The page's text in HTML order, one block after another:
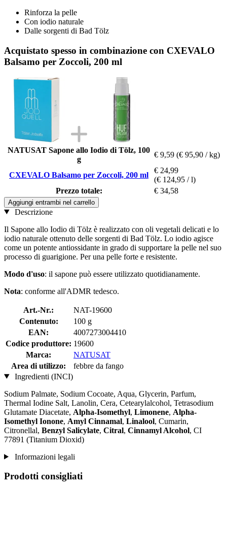
Rinforza la pelle
Con iodio naturale
Dalle sorgenti di Bad Tölz
Acquistato spesso in combinazione con CXEVALO
Balsamo per Zoccoli, 200 ml
NATUSAT Sapone allo Iodio di Tölz, 100
g
€ 9,59 (€ 95,90 / kg)
CXEVALO Balsamo per Zoccoli, 200 ml
€ 24,99
(€ 124,95 / l)
Prezzo totale:
€ 34,58
Aggiungi entrambi nel carrello
Descrizione
Il Sapone allo Iodio di Tölz è realizzato con oli vegetali delicati e lo
iodio naturale ottenuto delle sorgenti di Bad Tölz. Lo iodio agisce
come un potente antiossidante in grado di supportare la pelle nel suo
processo di guarigione. Per una pelle forte e resistente.
Modo d'uso: il sapone può essere utilizzato quotidianamente.
Nota: conforme all'ADMR tedesco.
Art.-Nr.:
NAT-19600
Contenuto:
100 g
EAN:
4007273004410
Codice produttore: 19600
Marca:
NATUSAT
Area di utilizzo:
febbre da fango
Ingredienti (INCI)
Sodium Palmate, Sodium Cocoate, Aqua, Glycerin, Parfum,
Thermal Iodine Salt, Lanolin, Cera, Cetearylalcohol, Tetrasodium
Glutamate Diacetate, Alpha-Isomethyl, Limonene, Alpha-
Isomethyl Ionone, Amyl Cinnamal, Linalool, Cumarin,
Citronellal, Benzyl Salicylate, Citral, Cinnamyl Alcohol, CI
77891 (Titanium Dioxid)
Informazioni legali
Prodotti consigliati